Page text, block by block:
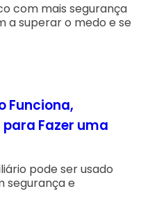
com mais segurança
a superar o medo e se
Funciona,
Fazer uma
pode ser usado
segurança e